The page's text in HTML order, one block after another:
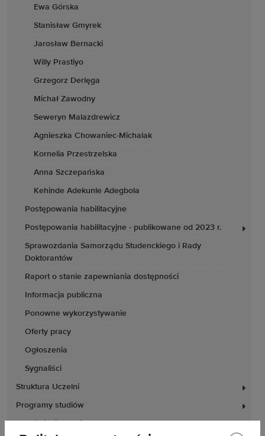
Ewa Górska
Stanisław Gmyrek
Jarosław Bernacki
Willy Prastiyo
Grzegorz Derlęga
Michał Zawodny
Seweryn Malazdrewicz
Agnieszka Chowaniec-Michalak
Kornelia Przestrzelska
Anna Szczepańska
Kehinde Adekunle Adegbola
Postępowania habilitacyjne
Postępowania habilitacyjne - publikowane od 2023 r.
Sprawozdania Samorządu Studenckiego i Rady
Doktorantów
Raport o stanie zapewniania dostępności
Informacja publiczna
Ponowne wykorzystywanie
Oferty pracy
Ogłoszenia
Sygnaliści
Struktura Uczelni
Programy studiów